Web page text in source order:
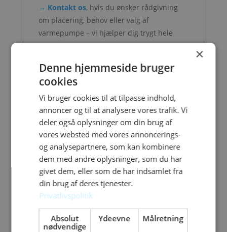
→ Kontakt os, hvis du ønsker rådgivning
om placering, behov eller valg af
varmepumpe – vi hjælper dig trygt hele
vejen.
×
Denne hjemmeside bruger
cookies
Vi bruger cookies til at tilpasse indhold,
annoncer og til at analysere vores trafik. Vi
deler også oplysninger om din brug af
vores websted med vores annoncerings-
og analysepartnere, som kan kombinere
dem med andre oplysninger, som du har
givet dem, eller som de har indsamlet fra
din brug af deres tjenester.
Privatlivspolitik
Absolut
nødvendige
Ydeevne Målretning